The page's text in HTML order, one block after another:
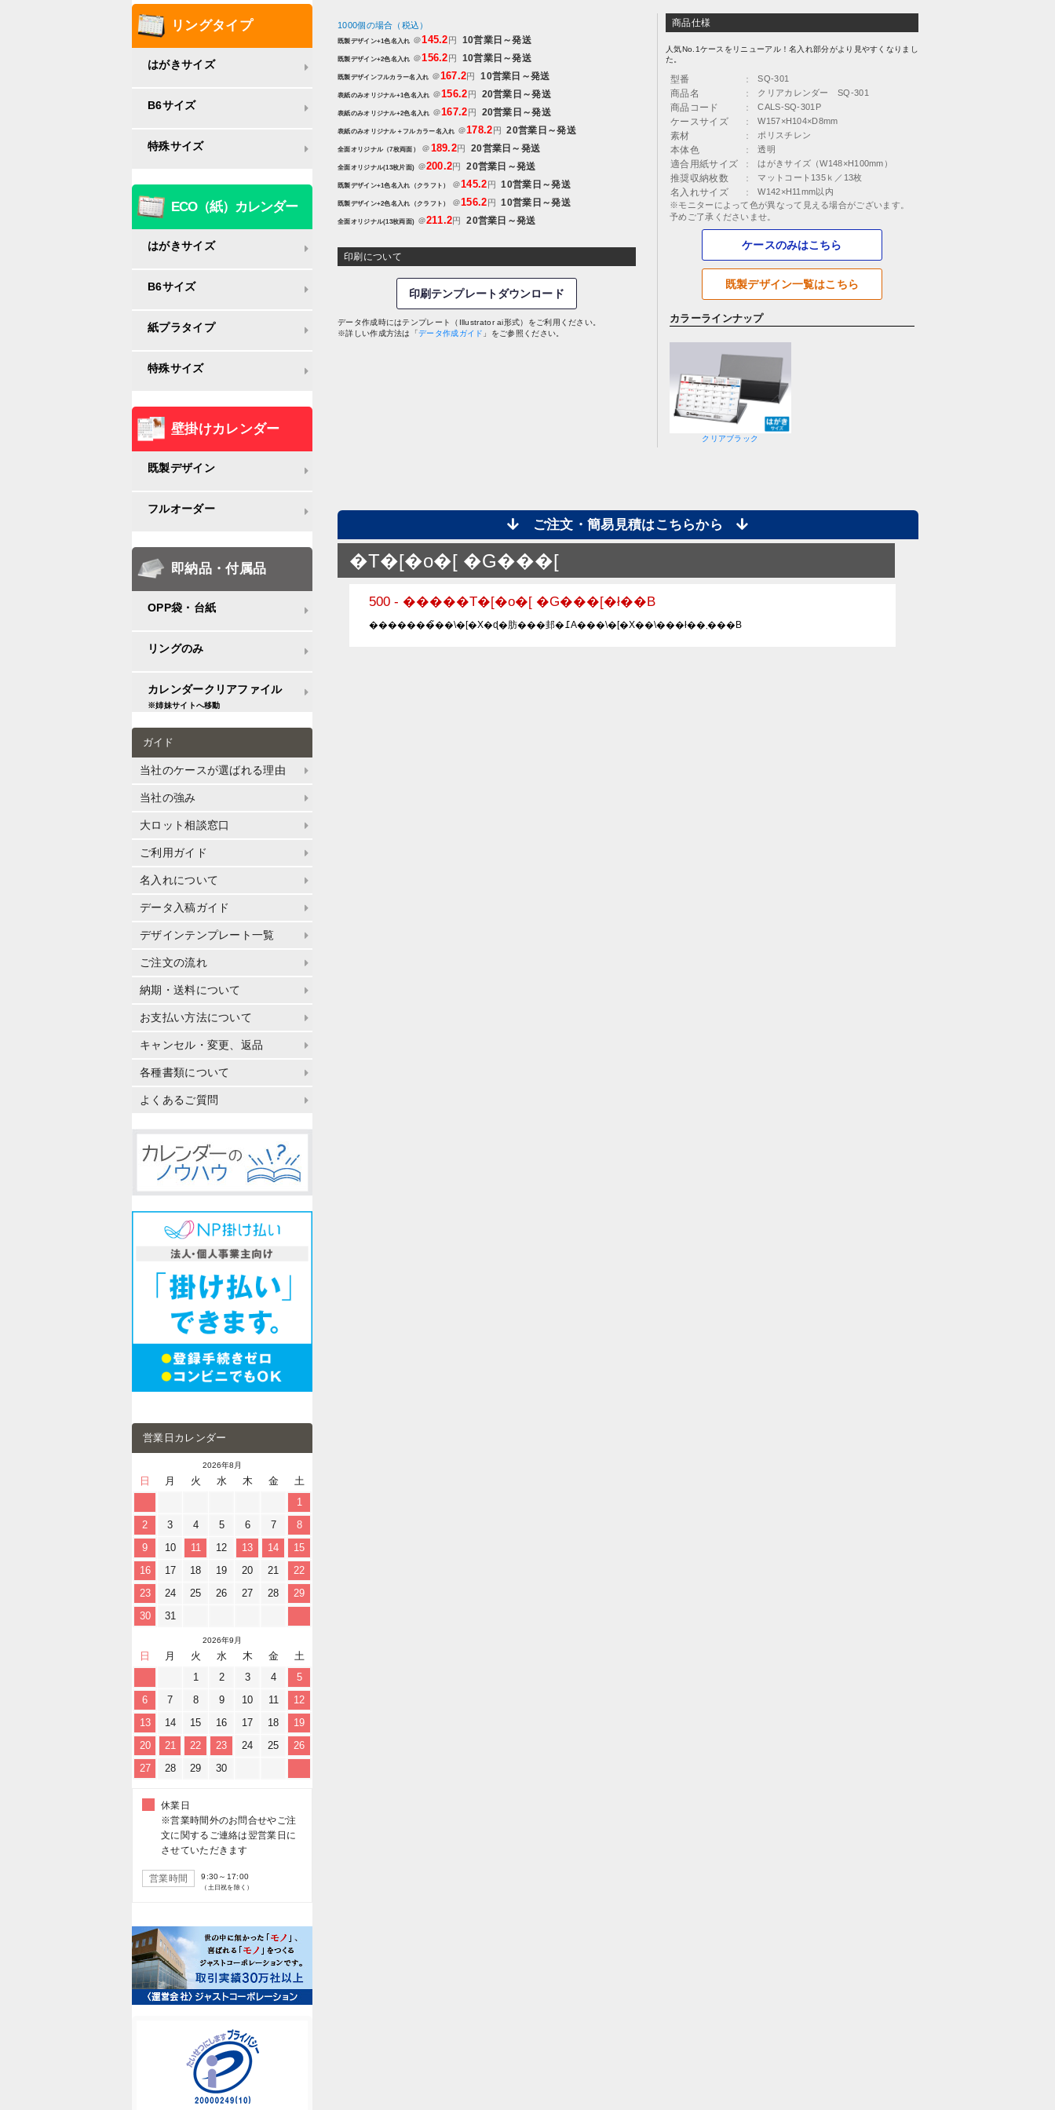
リングタイプ
はがきサイズ
B6サイズ
特殊サイズ
ECO（紙）カレンダー
はがきサイズ
B6サイズ
紙プラタイプ
特殊サイズ
壁掛けカレンダー
既製デザイン
フルオーダー
即納品・付属品
OPP袋・台紙
リングのみ
カレンダークリアファイル
※姉妹サイトへ移動
ガイド
当社のケースが選ばれる理由
当社の強み
大ロット相談窓口
ご利用ガイド
名入れについて
データ入稿ガイド
デザインテンプレート一覧
ご注文の流れ
納期・送料について
お支払い方法について
キャンセル・変更、返品
各種書類について
よくあるご質問
営業日カレンダー
2026年8月
日 月 火 水 木 金
土
1
2
3 4 5 6 7
8
9
10 11 12 13 14
15
16
17 18 19 20 21
22
23
24 25 26 27 28
29
30
31
2026年9月
日 月 火 水 木 金
土
1
2 3 4
5
6
7 8 9 10 11
12
13
14 15 16 17 18
19
20
21 22 23 24 25
26
27
28 29 30
休業日
※営業時間外のお問合せやご注
文に関するご連絡は翌営業日に
させていただきます
営業時間 9:30～17:00
（土日祝を除く）
1000個の場合（税込）
既製デザイン+1色名入れ ＠145.2円 10営業日～発送
既製デザイン+2色名入れ ＠156.2円 10営業日～発送
既製デザインフルカラー名入れ ＠167.2円10営業日～発送
表紙のみオリジナル+1色名入れ ＠156.2円 20営業日～発送
表紙のみオリジナル+2色名入れ ＠167.2円 20営業日～発送
表紙のみオリジナル＋フルカラー名入れ ＠178.2円20営業日～発送
全面オリジナル（7枚両面） ＠189.2円 20営業日～発送
全面オリジナル(13枚片面) ＠200.2円20営業日～発送
既製デザイン+1色名入れ（クラフト） ＠145.2円10営業日～発送
既製デザイン+2色名入れ（クラフト） ＠156.2円10営業日～発送
全面オリジナル(13枚両面) ＠211.2円20営業日～発送
印刷について
印刷テンプレートダウンロード
データ作成時にはテンプレート（Illustrator ai形式）をご利用ください。
※詳しい作成方法は「データ作成ガイド 」をご参照ください。
商品仕様
人気No.1ケースをリニューアル！名入れ部分がより見やすくなりまし
た。
型番 ： SQ-301
商品名 ： クリアカレンダー SQ-301
商品コード ： CALS-SQ-301P
ケースサイズ ： W157×H104×D8mm
素材 ： ポリスチレン
本体色 ： 透明
適合用紙サイズ ： はがきサイズ（W148×H100mm）
推奨収納枚数 ： マットコート135ｋ／13枚
名入れサイズ ：
W142×H11mm以内
※モニターによって色が異なって見える場合がございます。
予めご了承くださいませ。
ケースのみはこちら
既製デザイン一覧はこちら
カラーラインナップ
クリアブラック
ご注文・簡易見積はこちらから
�T�[�o�[ �G���[
500 - �����T�[�o�[ �G���[�ł��B
�������̃��\�[�X�ɖ�肪���邽�߁A���\�[�X��\���ł��܂���B